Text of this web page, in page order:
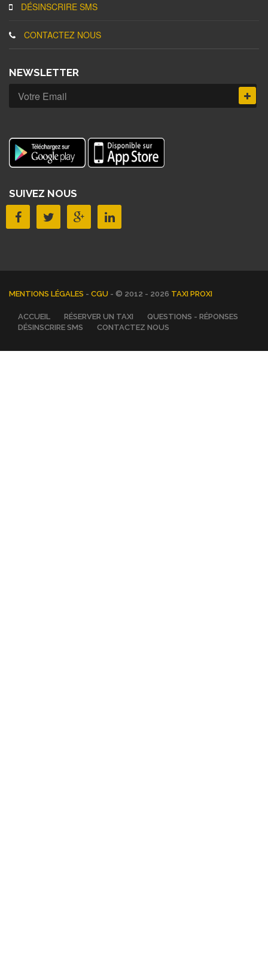
DÉSINSCRIRE SMS
CONTACTEZ NOUS
NEWSLETTER
SUIVEZ NOUS
MENTIONS LÉGALES - CGU - © 2012 - 2026 TAXI PROXI
ACCUEIL RÉSERVER UN TAXI
QUESTIONS - RÉPONSES
DÉSINSCRIRE SMS
CONTACTEZ NOUS